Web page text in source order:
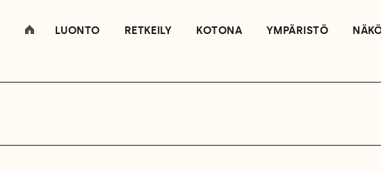
LUONTO RETKEILY KOTONA YMPÄRISTÖ